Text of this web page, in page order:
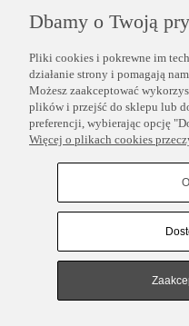
POMOC
INFORMACJE
Pokaż
Sklep
Dbamy o Twoją
Pliki cookies i pokrewne im
działanie strony i pomagają
Możesz zaakceptować
plików i przejść do sklepu lub
preferencji, wybierając opcję
Więcej o plikach cookies